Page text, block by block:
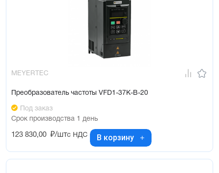
MEYERTEC
Преобразователь частоты VFD1-37K-B-20
Под заказ
Срок производства 1 день
123 830,00 ₽/штс НДС В корзину